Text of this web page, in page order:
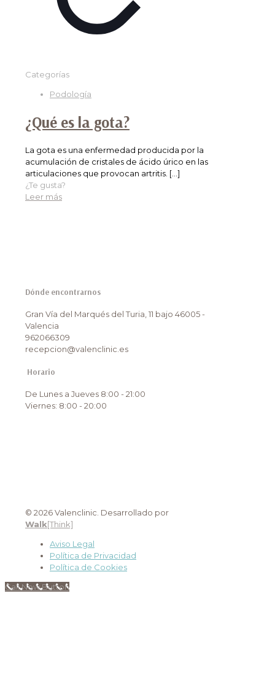
Categorías
Podología
¿Qué es la gota?
La gota es una enfermedad producida por la
acumulación de cristales de ácido úrico en las
articulaciones que provocan artritis. […]
¿Te gusta?
Leer más
Dónde encontrarnos
Gran Vía del Marqués del Turia, 11 bajo 46005 -
Valencia
962066309
recepcion@valenclinic.es
Horario
De Lunes a Jueves 8:00 - 21:00
Viernes: 8:00 - 20:00
© 2026 Valenclinic. Desarrollado por
Walk[Think]
Aviso Legal
Política de Privacidad
Política de Cookies
Call Now Button